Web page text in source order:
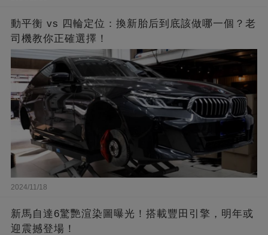
動平衡 vs 四輪定位：換新胎后到底該做哪一個？老
司機教你正確選擇！
2024/11/18
新馬自達6驚艷渲染圖曝光！搭載豐田引擎，明年或
迎震撼登場！